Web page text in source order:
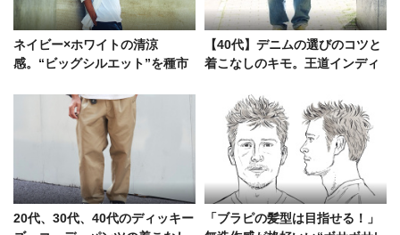
ネイビー×ホワイトの清涼
感。“ビッグシルエット”を種市
【40代】デニムの選びのコツと
着こなしのキモ。王道インディ
20代、30代、40代のディッキー
「ブラピの髪型は目指せる！」